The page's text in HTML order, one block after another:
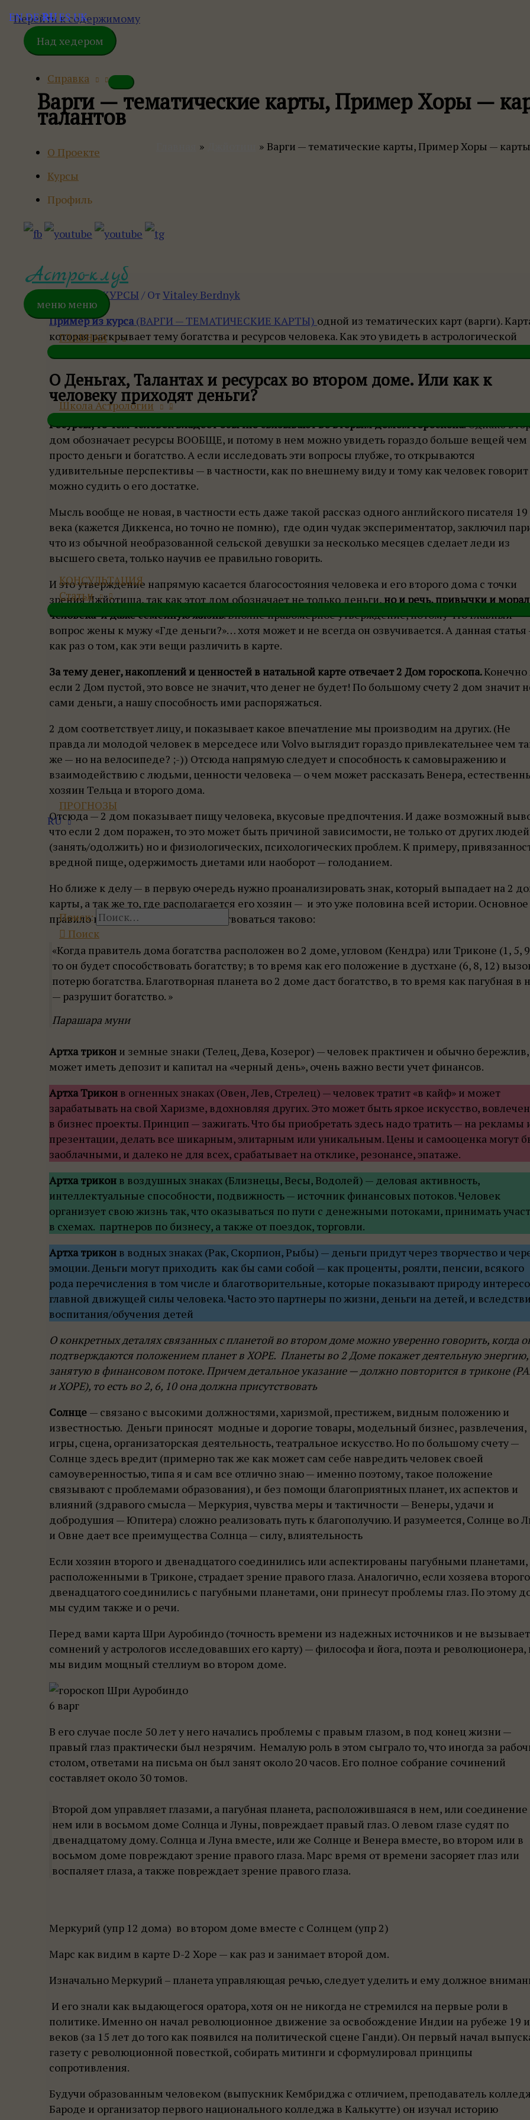
Перейти к содержимому
Над хедером
Справка
О Проекте
Курсы
Профиль
Астро-клуб
меню меню
ГЛАВНАЯ
Школа Астрологии
КОНСУЛЬТАЦИЯ
Статьи
ПРОГНОЗЫ
RU
Поиск:
Поиск
Варги — тематические карты, Пример Хоры —
талантов
Варги — тематические карты, Пример Хоры — карты
Джйотиш,КУРСЫ / ОтVitaley Berdnyk
Пример из курса(ВАРГИ — ТЕМАТИЧЕСКИЕ КАРТЫ) одной из тематических карт (варги).
которая раскрывает тему богатства и ресурсов человека. Как это увидеть в астрологической
карте и интерпретировать .
О Деньгах, Талантах и ресурсах во втором доме. Или как к
человеку приходят деньги?
Ресурсы, то чем человек владеет обычно связывают во вторым домом гороскопа. Однако
дом обозначает ресурсы ВООБЩЕ, и потому в нем можно увидеть гораздо больше вещей чем
просто деньги и богатство. А если исследовать эти вопросы глубже, то открываются
удивительные перспективы — в частности, как по внешнему виду и тому как человек говорит
можно судить о его достатке.
Мысль вообще не новая, в частности есть даже такой рассказ одного английского писателя 19
века (кажется Диккенса, но точно не помню), где один чудак экспериментатор, заключил
что из обычной необразованной сельской девушки за несколько месяцев сделает леди из
высшего света, только научив ее правильно говорить.
И это утверждение напрямую касается благосостояния человека и его второго дома с точки
зрения Джйотиша, так как этот дом обозначает не только деньги, но и речь, привычки и
человека и даже семейную жизнь. Вполне правомерное утверждение, потому что главный
вопрос жены к мужу «Где деньги?»… хотя может и не всегда он озвучивается. А данная
как раз о том, как эти вещи различить в карте.
За тему денег, накоплений и ценностей в натальной карте отвечает 2 Дом гороскопа.Конечно
если 2 Дом пустой, это вовсе не значит, что денег не будет! По большому счету 2 дом значит
сами деньги, а нашу способность ими распоряжаться.
2 дом соответствует лицу, и показывает какое впечатление мы производим на других. (Не
правда ли молодой человек в мерседесе или Volvo выглядит гораздо привлекательнее чем
же — но на велосипеде? ;-)) Отсюда напрямую следует и способность к самовыражению и
взаимодействию с людьми, ценности человека — о чем может рассказать Венера,
хозяин Тельца и второго дома.
Отсюда — 2 дом показывает пищу человека, вкусовые предпочтения. И даже возможный
что если 2 дом поражен, то это может быть причиной зависимости, не только от других людей
(занять/одолжить) но и физиологических, психологических проблем. К примеру,
вредной пище, одержимость диетами или наоборот — голоданием.
Но ближе к делу — в первую очередь нужно проанализировать знак, который выпадает на 2
карты, а так же то, где располагается его хозяин — и это уже половина всей истории. Основное
правило которым можно руководствоваться таково:
«Когда правитель дома богатства расположен во 2 доме, угловом (Кендра) или Триконе (1, 5,
то он будет способствовать богатству; в то время как его положение в дустхане (6, 8, 12)
потерю богатства. Благотворная планета во 2 доме даст богатство, в то время как пагубная в
— разрушит богатство. »
Парашара муни
Артха трикон и земные знаки (Телец, Дева, Козерог) — человек практичен и обычно бережлив,
может иметь депозит и капитал на «черный день», очень важно вести учет финансов.
Артха Трикон в огненных знаках (Овен, Лев, Стрелец) — человек тратит «в кайф» и может
зарабатывать на свой Харизме, вдохновляя других. Это может быть яркое искусство,
в бизнес проекты. Принцип — зажигать. Что бы приобретать здесь надо тратить — на рекламы
презентации, делать все шикарным, элитарным или уникальным. Цены и самооценка могут
заоблачными, и далеко не для всех, срабатывает на отклике, резонансе, эпатаже.
Артха трикон в воздушных знаках (Близнецы, Весы, Водолей) — деловая активность,
интеллектуальные способности, подвижность — источник финансовых потоков. Человек
организует свою жизнь так, что оказываться по пути с денежными потоками, принимать
в схемах. партнеров по бизнесу, а также от поездок, торговли.
Артха трикон в водных знаках (Рак, Скорпион, Рыбы) — деньги придут через творчество и
эмоции. Деньги могут приходить как бы сами собой — как проценты, роялти, пенсии, всякого
рода перечисления в том числе и благотворительные, которые показывают природу
главной движущей силы человека. Часто это партнеры по жизни, деньги на детей, и
воспитания/обучения детей
О конкретных деталях связанных с планетой во втором доме можно уверенно говорить, когда
подтверждаются положением планет в ХОРЕ. Планеты во 2 Доме покажет деятельную энергию,
занятую в финансовом потоке. Причем детальное указание — должно повторится в триконе
и ХОРЕ), то есть во 2, 6, 10 она должна присутствовать
Солнце — связано с высокими должностями, харизмой, престижем, видным положению и
известностью. Деньги приносят модные и дорогие товары, модельный бизнес, развлечения,
игры, сцена, организаторская деятельность, театральное искусство. Но по большому счету —
Солнце здесь вредит (примерно так же как может сам себе навредить человек своей
самоуверенностью, типа я и сам все отлично знаю — именно поэтому, такое положение
связывают с проблемами образования), и без помощи благоприятных планет, их аспектов и
влияний (здравого смысла — Меркурия, чувства меры и тактичности — Венеры, удачи и
добродушия — Юпитера) сложно реализовать путь к благополучию. И разумеется, Солнце во
и Овне дает все преимущества Солнца — силу, влиятельность
Если хозяин второго и двенадцатого соединились или аспектированы пагубными планетами,
расположенными в Триконе, страдает зрение правого глаза. Аналогично, если хозяева
двенадцатого соединились с пагубными планетами, они принесут проблемы глаз. По этому
мы судим также и о речи.
Перед вами карта Шри Ауробиндо (точность времени из надежных источников и не вызывает
сомнений у астрологов исследовавших его карту) — философа и йога, поэта и революционера,
мы видим мощный стеллиум во втором доме.
6 варг
В его случае после 50 лет у него начались проблемы с правым глазом, в под конец жизни —
правый глаз практически был незрячим. Немалую роль в этом сыграло то, что иногда за
столом, ответами на письма он был занят около 20 часов. Его полное собрание сочинений
составляет около 30 томов.
Второй дом управляет глазами, а пагубная планета, расположившаяся в нем, или соединение
нем или в восьмом доме Солнца и Луны, повреждает правый глаз. О левом глазе судят по
двенадцатому дому. Солнца и Луна вместе, или же Солнце и Венера вместе, во втором или в
восьмом доме повреждают зрение правого глаза. Марс время от времени засоряет глаз или
воспаляет глаза, а также повреждает зрение правого глаза.
Меркурий (упр 12 дома) во втором доме вместе с Солнцем (упр 2)
Марс как видим в карте D-2 Хоре — как раз и занимает второй дом.
Изначально Меркурий – планета управляющая речью, следует уделить и ему должное
И его знали как выдающегося оратора, хотя он не никогда не стремился на первые роли в
политике. Именно он начал революционное движение за освобождение Индии на рубеже 19
веков (за 15 лет до того как появился на политической сцене Ганди). Он первый начал
газету с революционной повесткой, собирать митинги и сформулировал принципы
сопротивления.
Будучи образованным человеком (выпускник Кембриджа с отличием, преподаватель
Бароде и организатор первого национального колледжа в Калькутте) он изучал историю
ENDE RUESUK